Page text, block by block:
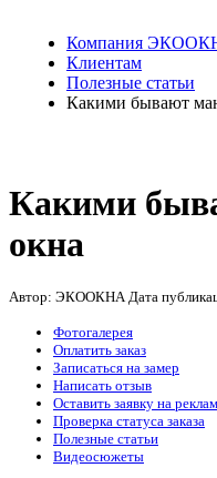
Компания
Клиентам
Полезные статьи
Какими бывают
Какими
окна
Автор: ЭКООКНА Дата
Фотогалерея
Оплатить заказ
Записаться на замер
Написать отзыв
Оставить заявку на
Проверка статуса заказа
Полезные статьи
Видеосюжеты